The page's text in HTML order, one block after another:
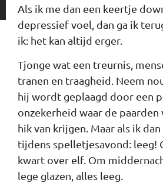
Als ik me dan een keertje
depressief voel, dan ga ik
ik: het kan altijd erger.
Tjonge wat een treurnis,
tranen en traagheid. Neem
hij wordt geplaagd door een
onzekerheid waar de paarden
hik van krijgen. Maar als ik
tijdens spelletjesavond: leeg!
kwart over elf. Om
lege glazen, alles leeg.